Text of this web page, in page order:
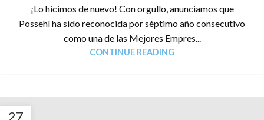
¡Lo hicimos de nuevo! Con orgullo, anunciamos que
Possehl ha sido reconocida por séptimo año consecutivo
como una de las Mejores Empres...
CONTINUE READING
27